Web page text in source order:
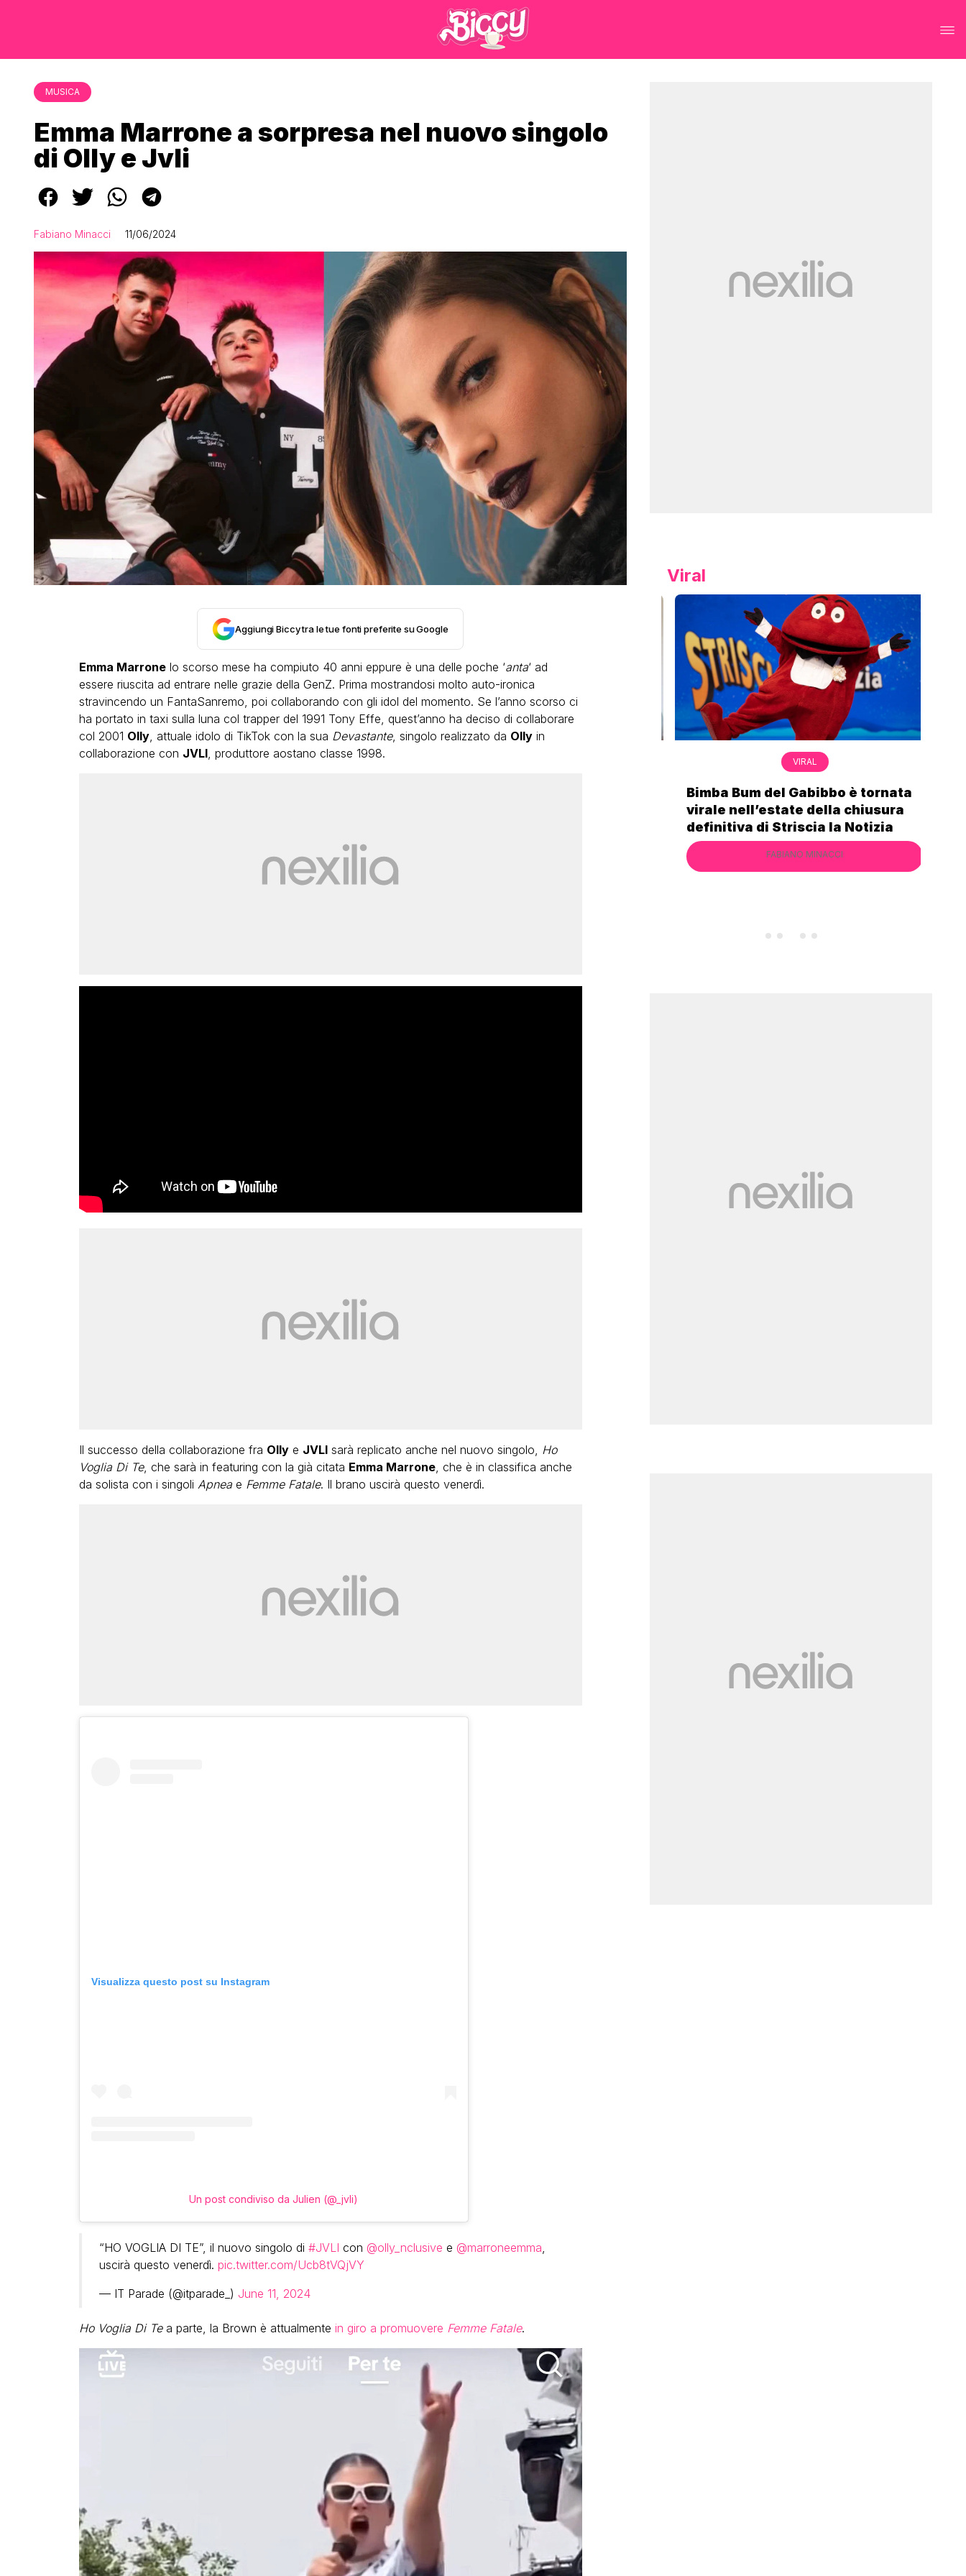
MUSICA
Emma Marrone a sorpresa nel nuovo singolo
di Olly e Jvli
Fabiano Minacci 11/06/2024
Aggiungi Biccy tra le tue fonti preferite su Google
Emma Marronelo scorso mese ha compiuto 40 anni eppure è una delle poche ‘anta‘ ad
essere riuscita ad entrare nelle grazie della GenZ. Prima mostrandosi molto auto-ironica
stravincendo un FantaSanremo, poi collaborando con gli idol del momento. Se l’anno scorso ci
ha portato in taxi sulla luna col trapper del 1991 Tony Effe, quest’anno ha deciso di collaborare
col 2001 Olly, attuale idolo di TikTok con la sua Devastante, singolo realizzato da Ollyin
collaborazione con JVLI, produttore aostano classe 1998.
Il successo della collaborazione fra Ollye JVLIsarà replicato anche nel nuovo singolo, Ho
Voglia Di Te, che sarà in featuring con la già citata Emma Marrone, che è in classifica anche
da solista con i singoli Apneae Femme Fatale. Il brano uscirà questo venerdì.
Visualizza questo post su Instagram
Un post condiviso da Julien (@_jvli)
“HO VOGLIA DI TE”, il nuovo singolo di #JVLI con @olly_nclusive e @marroneemma
uscirà questo venerdì. pic.twitter.com/Ucb8tVQjVY
— IT Parade (@itparade_) June 11, 2024
Ho Voglia Di Tea parte, la Brown è attualmente in giro a promuovere Femme Fatale.
Viral
VIRAL
Bimba Bum del Gabibbo è tornata
virale nell’estate della chiusura
definitiva di Striscia la Notizia
FABIANO MINACCI